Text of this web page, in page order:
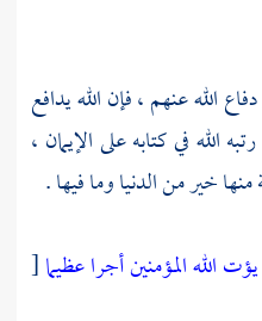
الله عنهم ، فإن الله يدافع
الله في كتابه على الإيمان ،
خير من الدنيا وما فيها .
الله المؤمنين أجرا عظيما[